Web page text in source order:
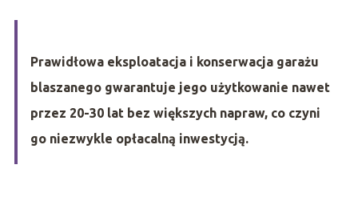
Prawidłowa eksploatacja i konserwacja garażu
blaszanego gwarantuje jego użytkowanie nawet
przez 20-30 lat bez większych napraw, co czyni
go niezwykle opłacalną inwestycją.